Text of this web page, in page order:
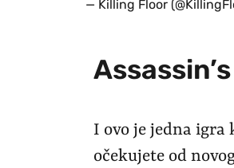
— Killing Floor
I ovo je jedna igra
očekujete od